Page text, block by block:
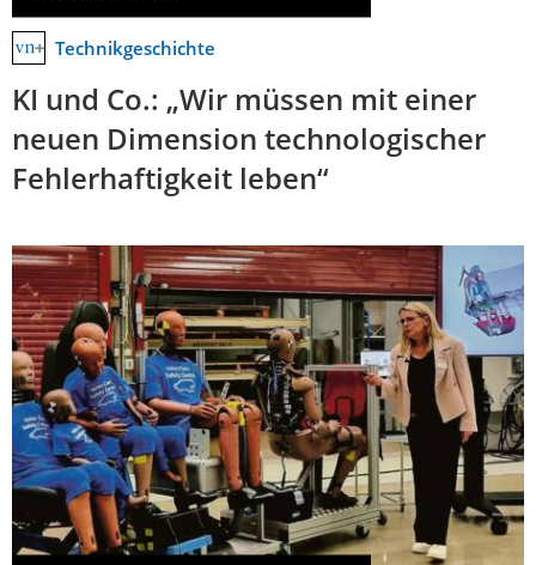
Technikgeschichte
KI und Co.: „Wir müssen mit einer
neuen Dimension technologischer
Fehlerhaftigkeit leben“